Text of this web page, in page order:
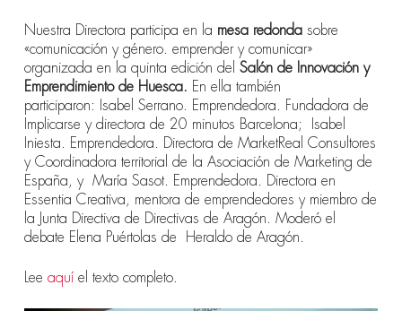
Nuestra Directora participa en la mesa redondasobre
«comunicación y género. emprender y comunicar»
organizada en la quinta edición del Salón de Innovación y
Emprendimiento de Huesca. En ella también
participaron: Isabel Serrano. Emprendedora. Fundadora de
Implicarse y directora de 20 minutos Barcelona; Isabel
Iniesta. Emprendedora. Directora de MarketReal Consultores
y Coordinadora territorial de la Asociación de Marketing de
España, y María Sasot. Emprendedora. Directora en
Essentia Creativa, mentora de emprendedores y miembro de
la Junta Directiva de Directivas de Aragón. Moderó el
debate Elena Puértolas de Heraldo de Aragón.
Lee aquíel texto completo.